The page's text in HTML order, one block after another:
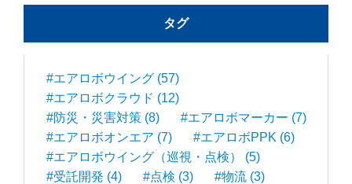
タグ
#エアロボウイング (57)
#エアロボクラウド (12)
#防災・災害対策 (8)
#エアロボマーカー (7)
#エアロボオンエア (7)
#エアロボPPK (6)
#エアロボウイング（巡視・点検） (5)
#受託開発 (4)
#点検 (3)
#物流 (3)